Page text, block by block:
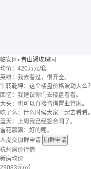
临安区• 青山湖玫瑰园
均价： 420万元/套
英雄：我去看过，很齐全。
牛转乾坤：这个楼盘价格波动大么？
回忆：我建议你们去楼盘看看。
大头：也可以直接咨询置业管家。
吃了么：什么时候大家一起去看看。
蓝天：上周我已经签合同了。
雪花飘飘：好的呢。
人提交加群申请 加群申请
杭州房价行情
新房均价
29083元/㎡